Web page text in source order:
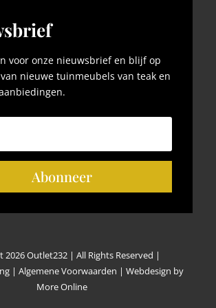
voor onze nieuwsbrief en blijf op
nieuwe tuinmeubels van teak en
Abonneer
2026 Outlet232 | All Rights Reserved |
|Algemene Voorwaarden |Webdesign by
More Online